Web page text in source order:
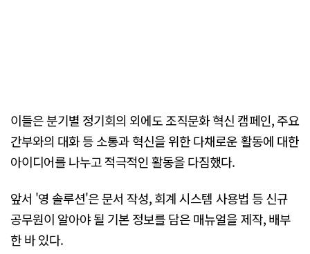
이들은 분기별 정기회의 외에도 조직문화 혁신 캠페인, 주요
간부와의 대화 등 소통과 혁신을 위한 다채로운 활동에 대한
아이디어를 나누고 적극적인 활동을 다짐했다.
앞서 '영 솔루션'은 문서 작성, 회계 시스템 사용법 등 신규
공무원이 알아야 될 기본 정보를 담은 매뉴얼을 제작, 배부
한 바 있다.